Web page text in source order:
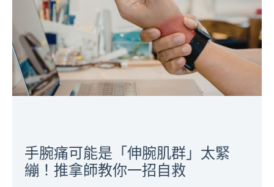
手腕痛可能是「伸腕肌群」太緊
繃！推拿師教你一招自救